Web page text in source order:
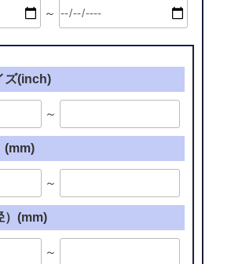
～
ズ(inch)
～
(mm)
～
）(mm)
～